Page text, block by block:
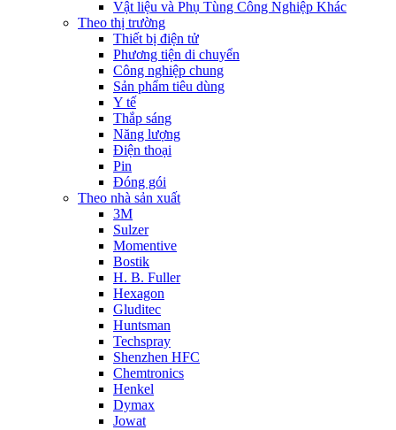
Vật liệu và Phụ Tùng Công Nghiệp Khác
Theo thị trường
Thiết bị điện tử
Phương tiện di chuyển
Công nghiệp chung
Sản phẩm tiêu dùng
Y tế
Thắp sáng
Năng lượng
Điện thoại
Pin
Đóng gói
Theo nhà sản xuất
3M
Sulzer
Momentive
Bostik
H. B. Fuller
Hexagon
Gluditec
Huntsman
Techspray
Shenzhen HFC
Chemtronics
Henkel
Dymax
Jowat